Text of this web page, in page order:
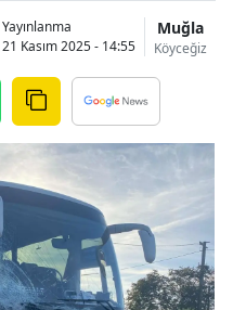
Yayınlanma
21 Kasım 2025 - 14:55
Muğla
Köyceğiz